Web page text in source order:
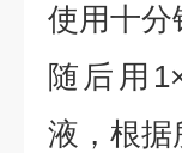
使用十分
随后用
液，根据